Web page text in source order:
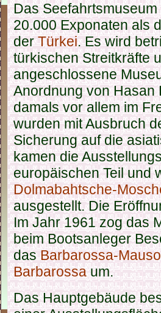
Das
20.000 Exponaten als
derTürkei. Es wird
türkischen Streitkräfte
angeschlossene
Anordnung von Hasan
damals vor allem im
wurden mit Ausbruch
Sicherung auf die
kamen die
europäischen Teil und
Dolmabahtsche-
ausgestellt. Die
Im Jahr 1961 zog das
beim Bootsanleger
dasBarbarossa-
Barbarossaum.
Das Hauptgebäude